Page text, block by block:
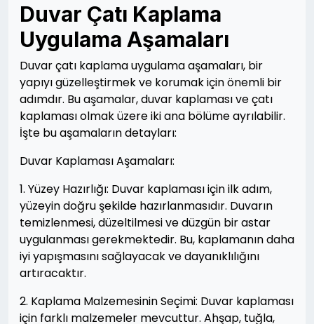
Duvar Çatı Kaplama
Uygulama Aşamaları
Duvar çatı kaplama uygulama aşamaları, bir
yapıyı güzelleştirmek ve korumak için önemli bir
adımdır. Bu aşamalar, duvar kaplaması ve çatı
kaplaması olmak üzere iki ana bölüme ayrılabilir.
İşte bu aşamaların detayları:
Duvar Kaplaması Aşamaları:
1. Yüzey Hazırlığı: Duvar kaplaması için ilk adım,
yüzeyin doğru şekilde hazırlanmasıdır. Duvarın
temizlenmesi, düzeltilmesi ve düzgün bir astar
uygulanması gerekmektedir. Bu, kaplamanın daha
iyi yapışmasını sağlayacak ve dayanıklılığını
artıracaktır.
2. Kaplama Malzemesinin Seçimi: Duvar kaplaması
için farklı malzemeler mevcuttur. Ahşap, tuğla,